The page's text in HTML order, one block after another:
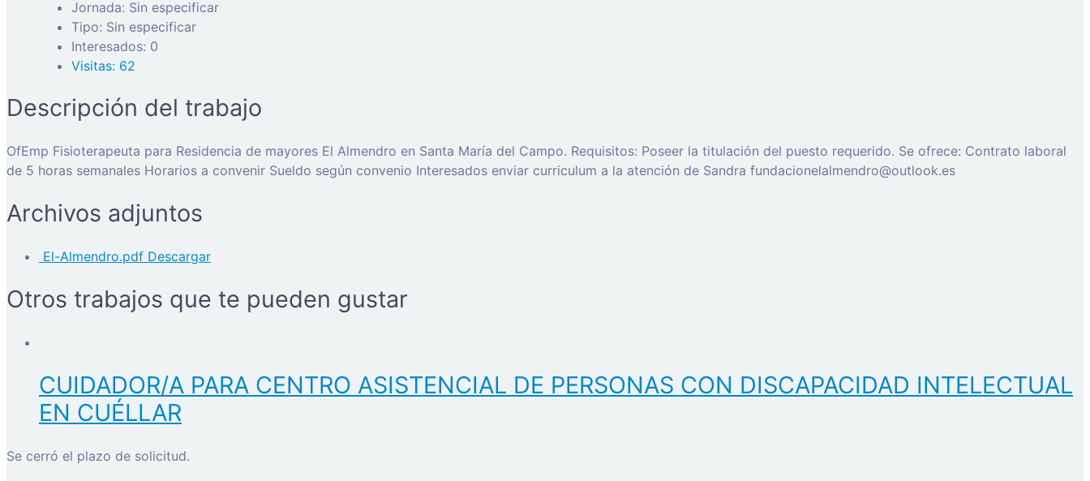
Jornada: Sin especificar
Tipo: Sin especificar
Interesados: 0
Visitas: 62
Descripción del trabajo
OfEmp Fisioterapeuta para Residencia de mayores El Almendro en Santa María del Campo. Requisitos: Poseer la titulación del puesto requerido. Se ofrece: Contrato laboral
de 5 horas semanales Horarios a convenir Sueldo según convenio Interesados enviar curriculum a la atención de Sandra fundacionelalmendro@outlook.es
Archivos adjuntos
El-Almendro.pdf Descargar
Otros trabajos que te pueden gustar
CUIDADOR/A PARA CENTRO ASISTENCIAL DE PERSONAS CON DISCAPACIDAD INTELECTUAL
EN CUÉLLAR
Se cerró el plazo de solicitud.